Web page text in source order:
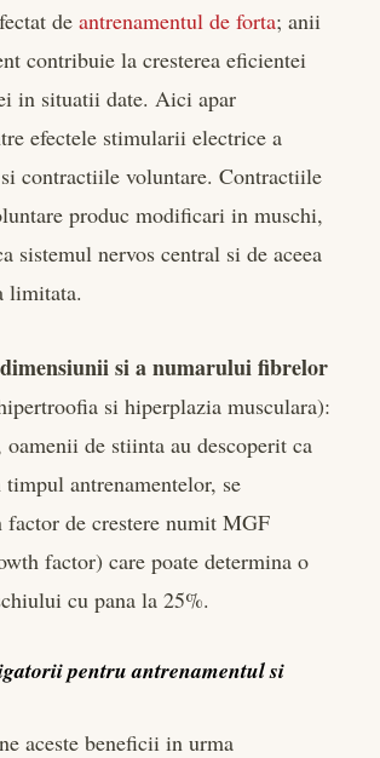
de antrenamentul de forta; anii
contribuie la cresterea eficientei
in situatii date. Aici apar
efectele stimularii electrice a
contractiile voluntare. Contractiile
produc modificari in muschi,
sistemul nervos central si de aceea
limitata.
si a numarului fibrelor
si hiperplazia musculara):
de stiinta au descoperit ca
antrenamentelor, se
factor de crestere numit MGF
factor) care poate determina o
cu pana la 25%.
pentru antrenamentul si
aceste beneficii in urma